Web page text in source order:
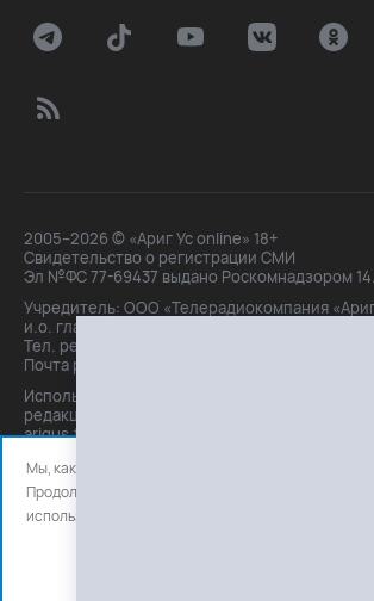
2005–2026 © «Ариг Ус online» 18+
Свидетельство о регистрации СМИ
Эл №ФС 77-69437 выдано Роскомнадзором
Учредитель: ООО «Телерадиокомпания
и.о. главного редактора: Маханова О.Б.
Тел. peдakции: +7(3012)21-30-14,
Почта peдakции: editor@arigus.tv
Использование материалов только с
редакции. При цитировании прямая активная
arigus.tv обязательна.
Мы, как и все используем файлы cookie и сервисы
Продолжая использовать сайт, вы соглашаетесь с
использования